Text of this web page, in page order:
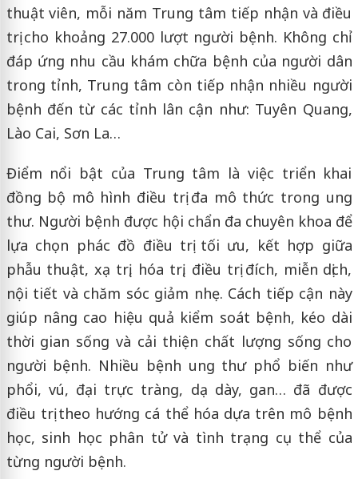
thuật viên, mỗi năm Trung tâm tiếp nhận và điều
trị cho khoảng 27.000 lượt người bệnh. Không chỉ
đáp ứng nhu cầu khám chữa bệnh của người dân
trong tỉnh, Trung tâm còn tiếp nhận nhiều người
bệnh đến từ các tỉnh lân cận như: Tuyên Quang,
Lào Cai, Sơn La…
Điểm nổi bật của Trung tâm là việc triển khai
đồng bộ mô hình điều trị đa mô thức trong ung
thư. Người bệnh được hội chẩn đa chuyên khoa để
lựa chọn phác đồ điều trị tối ưu, kết hợp giữa
phẫu thuật, xạ trị, hóa trị, điều trị đích, miễn dịch,
nội tiết và chăm sóc giảm nhẹ. Cách tiếp cận này
giúp nâng cao hiệu quả kiểm soát bệnh, kéo dài
thời gian sống và cải thiện chất lượng sống cho
người bệnh. Nhiều bệnh ung thư phổ biến như
phổi, vú, đại trực tràng, dạ dày, gan… đã được
điều trị theo hướng cá thể hóa dựa trên mô bệnh
học, sinh học phân tử và tình trạng cụ thể của
từng người bệnh.